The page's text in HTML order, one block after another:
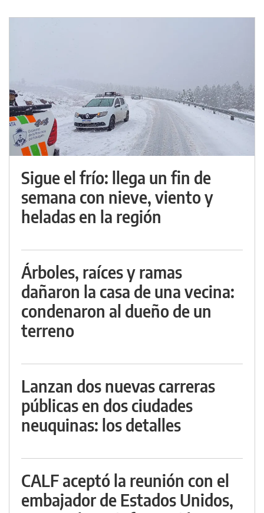
Sigue el frío: llega un fin de
semana con nieve, viento y
heladas en la región
Árboles, raíces y ramas
dañaron la casa de una vecina:
condenaron al dueño de un
terreno
Lanzan dos nuevas carreras
públicas en dos ciudades
neuquinas: los detalles
CALF aceptó la reunión con el
embajador de Estados Unidos,